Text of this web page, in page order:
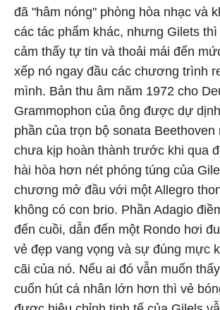
đã "hâm nóng" phòng hòa nhạc và
các tác phẩm khác, nhưng Gilets thì
cảm thấy tự tin và thoải mái đến
xếp nó ngay đầu các chương trình
mình. Bản thu âm năm 1972 cho
Grammophon của ông được dự
phần của trọn bộ sonata Beethoven
chưa kịp hoàn thành trước khi qua
hài hòa hơn nét phóng túng của
chương mở đầu với một Allegro
không có con brio. Phần Adagio
đến cuồi, dẫn đến một Rondo hơi
vẻ đẹp vang vọng và sự đúng mực
cãi của nó. Nếu ai đó vẫn muốn
cuốn hút cá nhân lớn hơn thì vẻ